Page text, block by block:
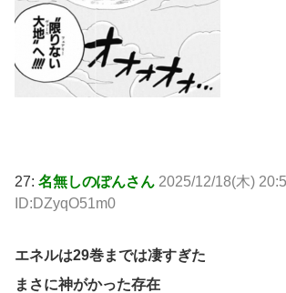
27: 名無しのぽんさん 2025/12/18(木)
ID:DZyqO51m0
エネルは29巻までは凄すぎた
まさに神がかった存在